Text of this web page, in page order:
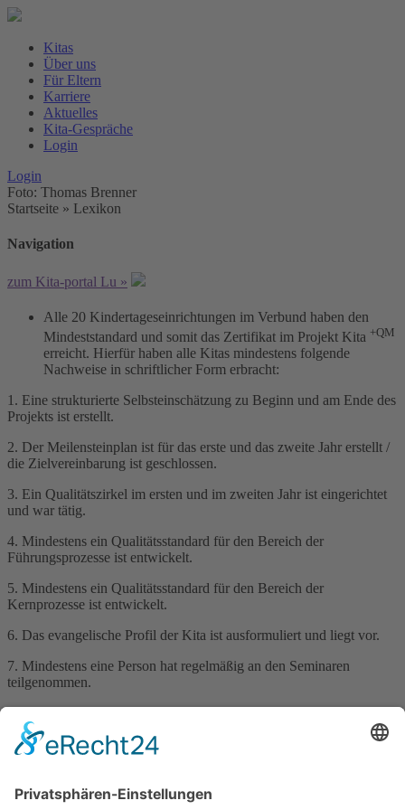
Kitas
Über uns
Für Eltern
Karriere
Aktuelles
Kita-Gespräche
Login
Login
Foto: Thomas Brenner
Startseite » Lexikon
Navigation
zum Kita-portal Lu »
Alle 20 Kindertageseinrichtungen im Verbund haben den
Mindeststandard und somit das Zertifikat im Projekt Kita +QM
erreicht. Hierfür haben alle Kitas mindestens folgende
Nachweise in schriftlicher Form erbracht:
1. Eine strukturierte Selbsteinschätzung zu Beginn und am Ende des
Projekts ist erstellt.
2. Der Meilensteinplan ist für das erste und das zweite Jahr erstellt /
die Zielvereinbarung ist geschlossen.
3. Ein Qualitätszirkel im ersten und im zweiten Jahr ist eingerichtet
und war tätig.
4. Mindestens ein Qualitätsstandard für den Bereich der
Führungsprozesse ist entwickelt.
5. Mindestens ein Qualitätsstandard für den Bereich der
Kernprozesse ist entwickelt.
6. Das evangelische Profil der Kita ist ausformuliert und liegt vor.
7. Mindestens eine Person hat regelmäßig an den Seminaren
teilgenommen.
Gütesiegel angestrebt werden.
Auf der Homepage https://www.diakonie-pfalz.de/diakonie-
Bereich zum Projekt Kita+QM